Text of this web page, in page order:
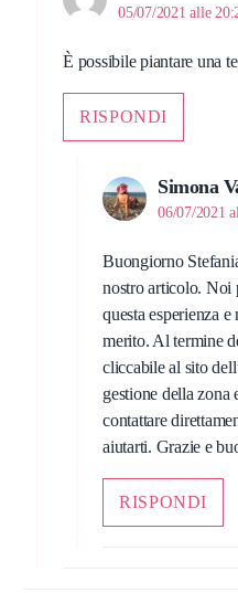
05/07/2021 alle
È possibile piantare una
RISPONDI
Simona
06/07/2021
Buongiorno
nostro articolo. Noi
questa esperienza
merito. Al termine
cliccabile al sito
gestione della
contattare
aiutarti. Grazie e
RISPONDI